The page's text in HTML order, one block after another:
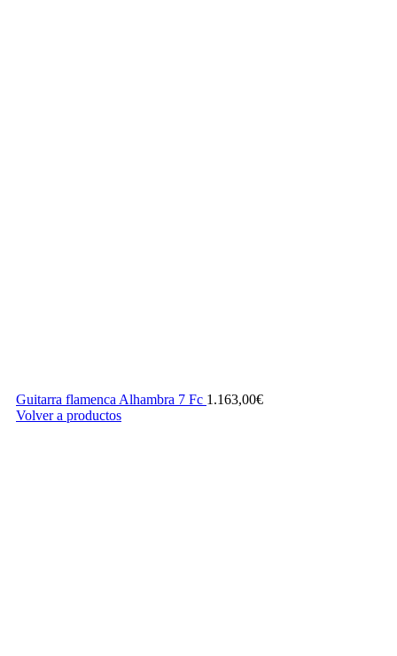
Guitarra flamenca Alhambra 7 Fc 1.163,00€
Volver a productos